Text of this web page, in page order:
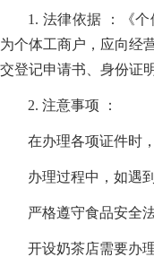
1. 法律依据 ：《
为个体工商户，应向经
交登记申请书、身份证
2. 注意事项 ：
在办理各项证件时
办理过程中，如遇
严格遵守食品安全
开设奶茶店需要办